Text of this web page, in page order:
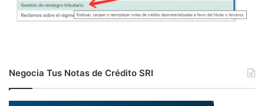
Negocia Tus Notas de Crédito SRI